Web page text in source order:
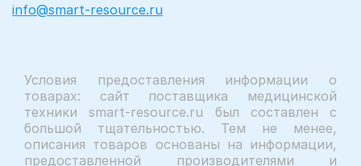
info@smart-resource.ru
Условия предоставления информации о
товарах: сайт поставщика медицинской
техники smart-resource.ru был составлен с
большой тщательностью. Тем не менее,
описания товаров основаны на информации,
предоставленной производителями и